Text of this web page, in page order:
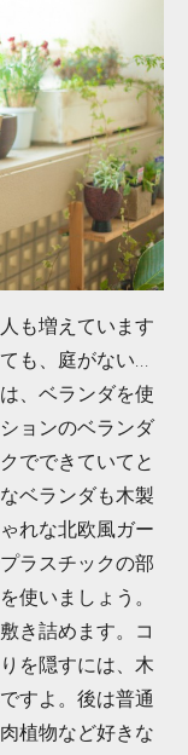
も増えています
も、庭がない...
、ベランダを使
ョンのベランダ
でできていてと
ベランダも木製
れな北欧風ガー
ラスチックの部
使いましょう。
き詰めます。コ
を隠すには、木
すよ。後は普通
植物など好きな